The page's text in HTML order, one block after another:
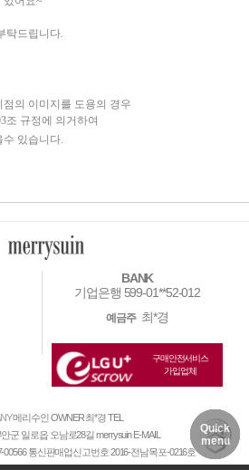
탁드립니다.
의 이미지를 도용의 경우​
조 규정에 의거하여
수 있습니다.
BANK
기업은행 599-01**52-012
예금주최*경
구매안전서비스
가입업체
메리수인 OWNER최*경TEL
군 일로읍 오남로28길 merrysuin E-MAIL
00566통신판매업신고번호2016-전남목포-0216호
NOTICE
MY PAGE
DELIVERY
Quick
menu